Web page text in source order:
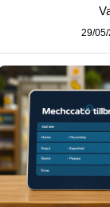
29/